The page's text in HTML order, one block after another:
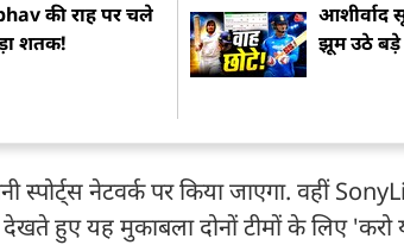
की राह पर चले
शतक!
आशीर्वाद
झूम उठे बड़े
स्पोर्ट्स नेटवर्क पर किया जाएगा. वहीं
देखते हुए यह मुकाबला दोनों टीमों के लिए